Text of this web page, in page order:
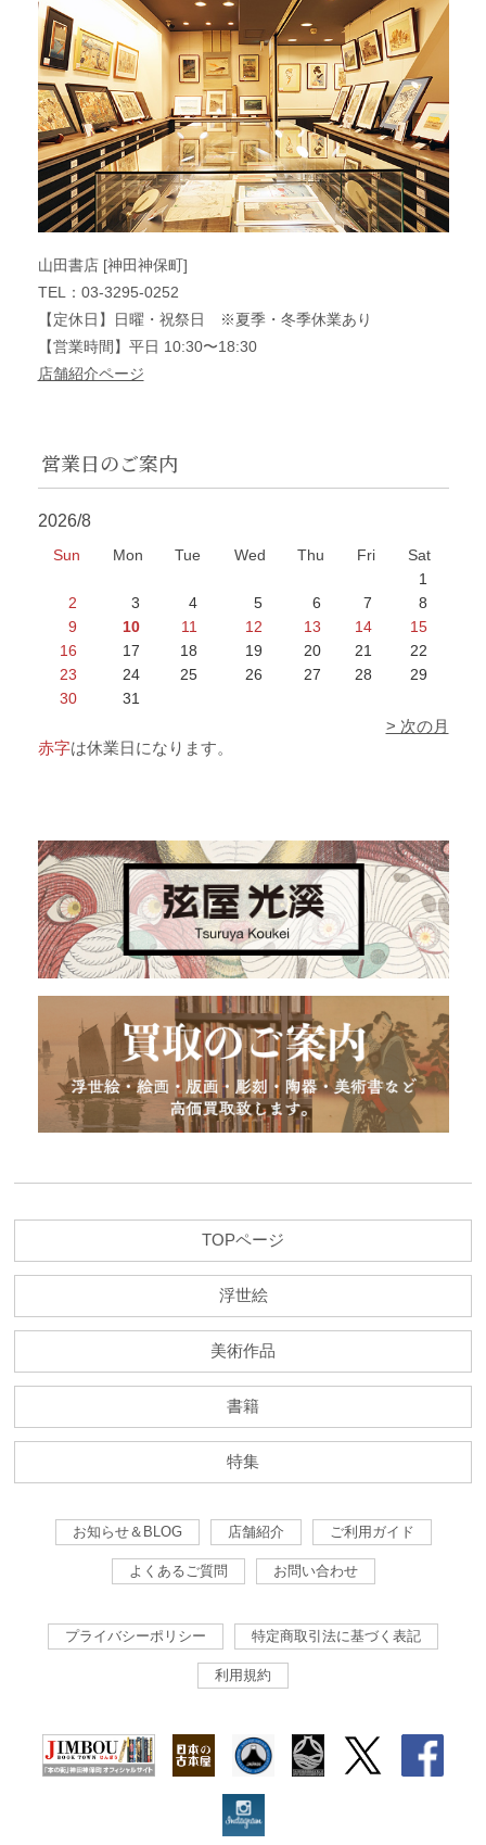
山田書店 [神田神保町]
TEL：03-3295-0252
【定休日】日曜・祝祭日 ※夏季・冬季休業あり
【営業時間】平日 10:30〜18:30
店舗紹介ページ
営業日のご案内
2026/8
Sun Mon Tue Wed Thu Fri
Sat
1
2
3 4 5 6 7
8
9
10 11 12 13 14
15
16
17 18 19 20 21
22
23
24 25 26 27 28
29
30
31
> 次の月
赤字は休業日になります。
TOPページ
浮世絵
美術作品
書籍
特集
お知らせ＆BLOG 店舗紹介 ご利用ガイド
よくあるご質問 お問い合わせ
プライバシーポリシー 特定商取引法に基づく表記
利用規約